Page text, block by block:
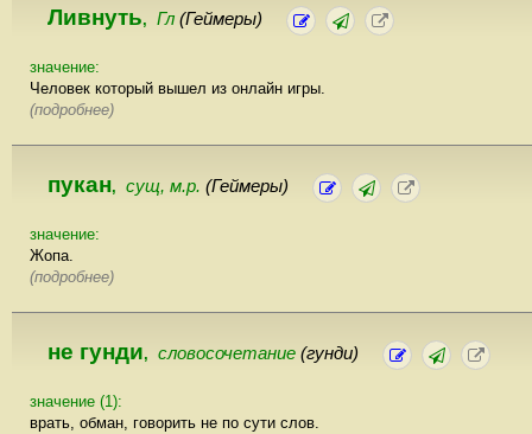
Ливнуть, Гл (Геймеры)
значение:
Человек который вышел из онлайн игры.
(подробнее)
пукан, сущ, м.р. (Геймеры)
значение:
Жопа.
(подробнее)
не гунди, словосочетание (гунди)
значение (1):
врать, обман, говорить не по сути слов.